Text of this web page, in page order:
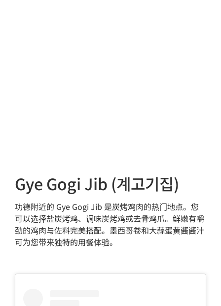
Gye Gogi Jib (계고기집)
功德附近的 Gye Gogi Jib 是炭烤鸡肉的热门地点。您
可以选择盐炭烤鸡、调味炭烤鸡或去骨鸡爪。鲜嫩有嚼
劲的鸡肉与佐料完美搭配。墨西哥卷和大蒜蛋黄酱酱汁
可为您带来独特的用餐体验。